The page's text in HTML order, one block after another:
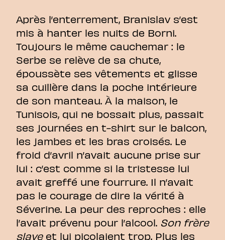
Après l’enterrement, Branislav s’est
mis à hanter les nuits de Borni.
Toujours le même cauchemar : le
Serbe se relève de sa chute,
époussète ses vêtements et glisse
sa cuillère dans la poche intérieure
de son manteau. À la maison, le
Tunisois, qui ne bossait plus, passait
ses journées en t-shirt sur le balcon,
les jambes et les bras croisés. Le
froid d’avril n’avait aucune prise sur
lui : c’est comme si la tristesse lui
avait greffé une fourrure. Il n’avait
pas le courage de dire la vérité à
Séverine. La peur des reproches : elle
l’avait prévenu pour l’alcool. Son frère
slaveet lui picolaient trop. Plus les